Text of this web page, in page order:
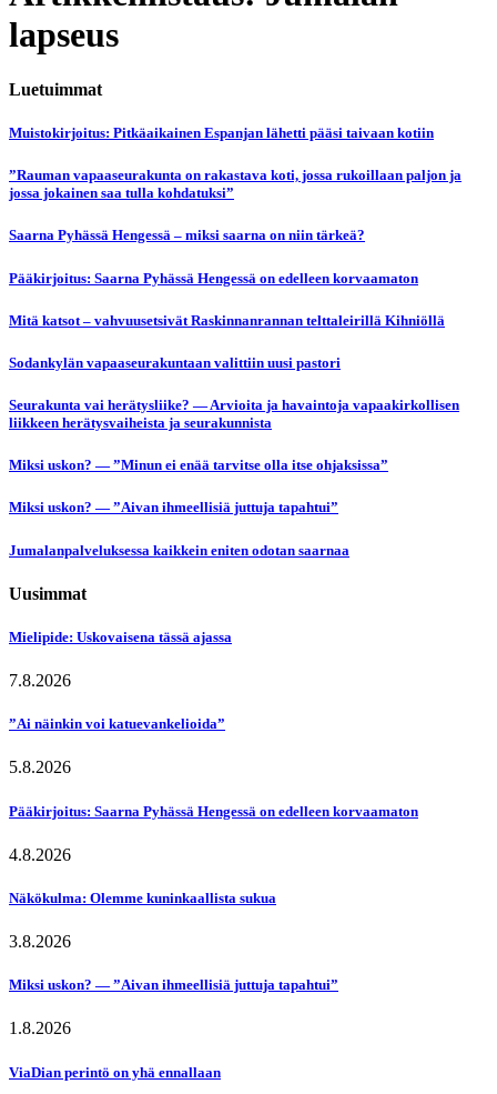
lapseus
Luetuimmat
Muistokirjoitus: Pitkäaikainen Espanjan lähetti pääsi taivaan kotiin
”Rauman vapaaseurakunta on rakastava koti, jossa rukoillaan paljon ja
jossa jokainen saa tulla kohdatuksi”
Saarna Pyhässä Hengessä – miksi saarna on niin tärkeä?
Pääkirjoitus: Saarna Pyhässä Hengessä on edelleen korvaamaton
Mitä katsot – vahvuusetsivät Raskinnanrannan telttaleirillä Kihniöllä
Sodankylän vapaaseurakuntaan valittiin uusi pastori
Seurakunta vai herätysliike? — Arvioita ja havaintoja vapaakirkollisen
liikkeen herätysvaiheista ja seurakunnista
Miksi uskon? — ”Minun ei enää tarvitse olla itse ohjaksissa”
Miksi uskon? — ”Aivan ihmeellisiä juttuja tapahtui”
Jumalanpalveluksessa kaikkein eniten odotan saarnaa
Uusimmat
Mielipide: Uskovaisena tässä ajassa
7.8.2026
”Ai näinkin voi katuevankelioida”
5.8.2026
Pääkirjoitus: Saarna Pyhässä Hengessä on edelleen korvaamaton
4.8.2026
Näkökulma: Olemme kuninkaallista sukua
3.8.2026
Miksi uskon? — ”Aivan ihmeellisiä juttuja tapahtui”
1.8.2026
ViaDian perintö on yhä ennallaan